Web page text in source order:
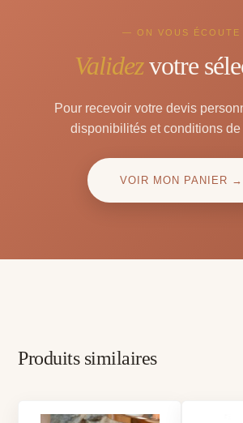
— ON VOUS ÉCOUTE
Validezvotre
Pour recevoir votre devis
disponibilités et conditions de
VOIR MON PANIER →
Produits similaires